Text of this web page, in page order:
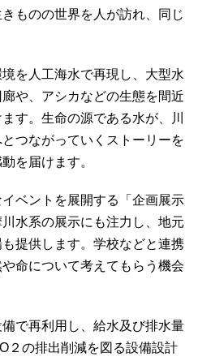
ものの世界を人が訪れ、同じ
を人工海水で再現し、大型水
や、アシカなどの生態を間近
す。生命の源である水が、川
つながっていくストーリーを
を届けます。
ベントを展開する「企画展示
水系の展示にも注力し、地元
提供します。学校などと連携
命について考えてもらう機会
で再利用し、給水及び排水量
２の排出削減を図る設備設計